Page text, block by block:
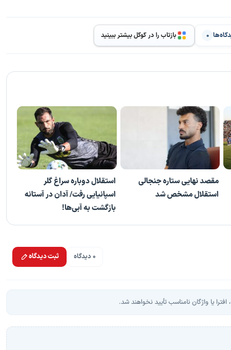
0 بازتاب را در گوگل بیشتر ببینید
مقصد نهایی ستاره جنجالی
استقلال مشخص شد
استقلال دوباره سراغ گلر
اسپانیایی رفت/ آدان در آستانه
بازگشت به آبی‌ها!
0 دیدگاه ثبت دیدگاه
یا واژگان نامناسب تأیید نخواهند شد.